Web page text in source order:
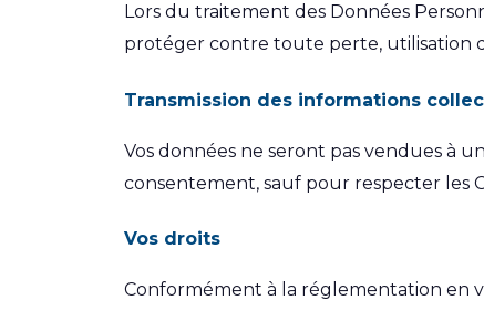
Lors du traitement des Données
protéger contre toute perte, utilisation
Transmission des informations
Vos données ne seront pas vendues à
consentement, sauf pour respecter les
Vos droits
Conformément à la réglementation en